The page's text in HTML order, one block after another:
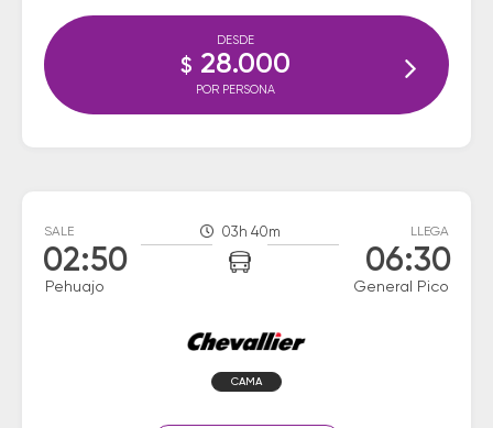
DESDE
$ 28.000
POR PERSONA
SALE
02:50
Pehuajo
03h 40m LLEGA
06:30
General Pico
CAMA